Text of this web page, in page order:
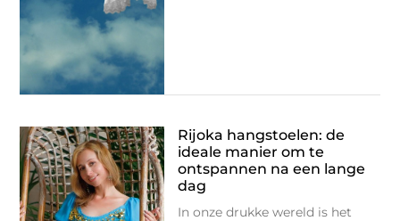
Rijoka hangstoelen: de
ideale manier om te
ontspannen na een lange
dag
In onze drukke wereld is het